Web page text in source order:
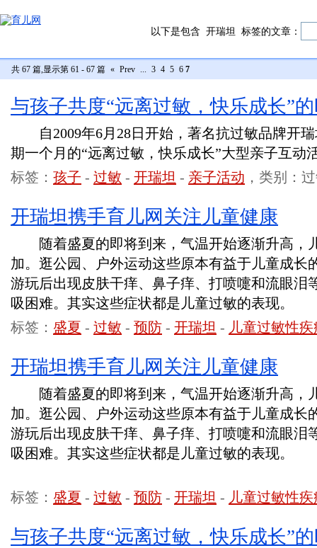
以下是包含 开瑞坦 标签的文章：
共 67 篇,显示第 61 - 67 篇 « Prev ... 3 4 5 6 7
与孩子共度“远离过敏，快乐成长”
自2009年6月28日开始，著名抗过敏品牌开瑞
期一个月的“远离过敏，快乐成长”大型亲子互动
标签： 孩子 - 过敏 - 开瑞坦 - 亲子活动 ，类别：
开瑞坦携手育儿网关注儿童健康
随着盛夏的即将到来，气温开始逐渐升高，
加。逛公园、户外运动这些原本有益于儿童成长
游玩后出现皮肤干痒、鼻子痒、打喷嚏和流眼泪
吸困难。其实这些症状都是儿童过敏的表现。
标签： 盛夏 - 过敏 - 预防 - 开瑞坦 - 儿童过敏性疾
开瑞坦携手育儿网关注儿童健康
随着盛夏的即将到来，气温开始逐渐升高，
加。逛公园、户外运动这些原本有益于儿童成长
游玩后出现皮肤干痒、鼻子痒、打喷嚏和流眼泪
吸困难。其实这些症状都是儿童过敏的表现。
标签： 盛夏 - 过敏 - 预防 - 开瑞坦 - 儿童过敏性疾
与孩子共度“远离过敏，快乐成长”